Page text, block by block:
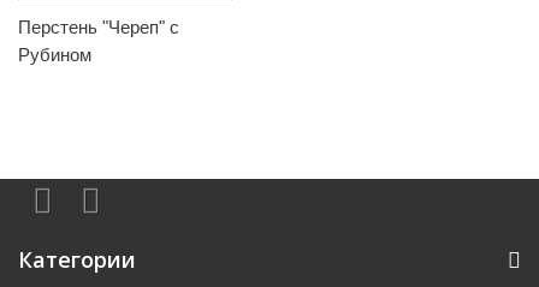
Перстень "Череп" с
Рубином
Категории